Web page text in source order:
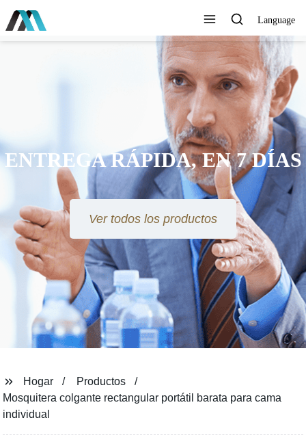
Language
ENTREGA RÁPIDA, EN 7 DÍAS
Ver todos los productos
Hogar
Productos
Mosquitera colgante rectangular portátil barata para cama
individual